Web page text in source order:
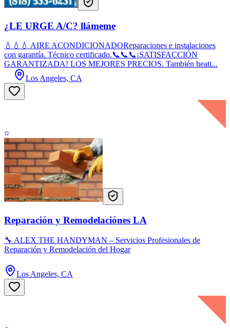
¿LE URGE A/C? llámeme
💧💧💧 AIRE ACONDICIONADOReparaciones e instalaciones
con garantía. Técnico certificado.📞📞📞¡SATISFACCIÓN
GARANTIZADA! LOS MEJORES PRECIOS. También heati...
Los Angeles, CA
Reparación y Remodelaciónes LA
🔧 ALEX THE HANDYMAN – Servicios Profesionales de
Reparación y Remodelación del Hogar
Los Angeles, CA